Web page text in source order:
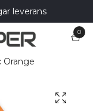
leverans
0
Orange